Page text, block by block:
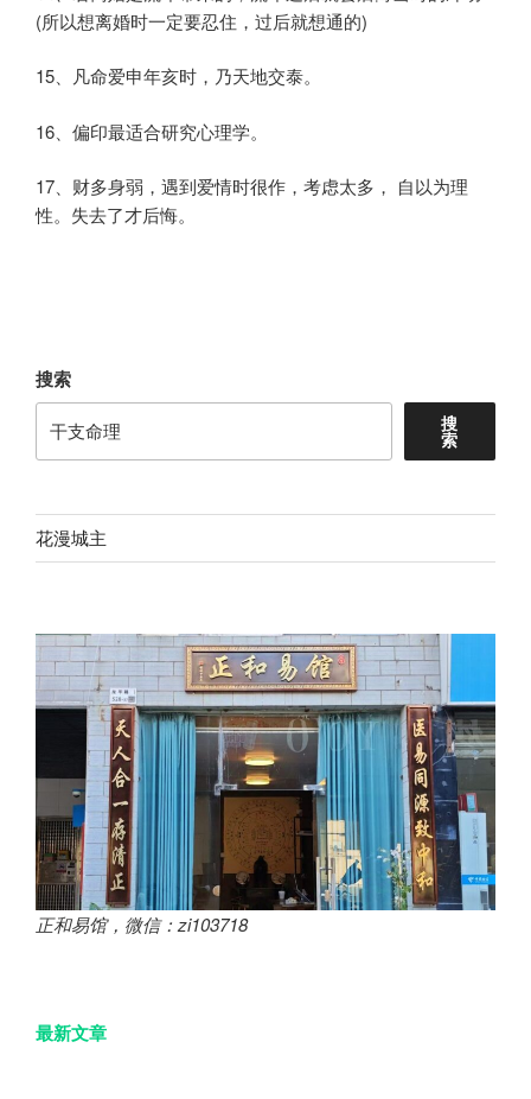
(所以想离婚时一定要忍住，过后就想通的)
15、凡命爱申年亥时，乃天地交泰。
16、偏印最适合研究心理学。
17、财多身弱，遇到爱情时很作，考虑太多， 自以为理
性。失去了才后悔。
搜索
搜
索
花漫城主
正和易馆，微信：zi103718
最新文章